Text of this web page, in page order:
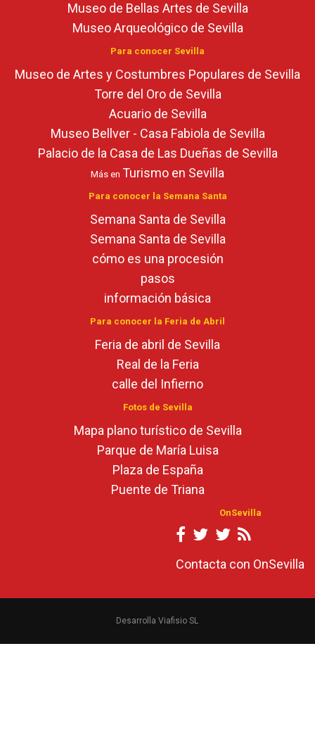
Museo de Bellas Artes de Sevilla
Museo Arqueológico de Sevilla
Para conocer Sevilla
Museo de Artes y Costumbres Populares de Sevilla
Torre del Oro de Sevilla
Acuario de Sevilla
Museo Bellver - Casa Fabiola de Sevilla
Palacio de la Casa de Las Dueñas de Sevilla
Más en Turismo en Sevilla
Para conocer la Semana Santa
Semana Santa de Sevilla
Semana Santa de Sevilla
cómo es una procesión
pasos
información básica
Para conocer la Feria de Abril
Feria de abril de Sevilla
Real de la Feria
calle del Infierno
Fotos de Sevilla
Mapa plano turístico de Sevilla
Parque de María Luisa
Plaza de España
Puente de Triana
OnSevilla
Contacta con OnSevilla
Desarrolla Viafisio SL